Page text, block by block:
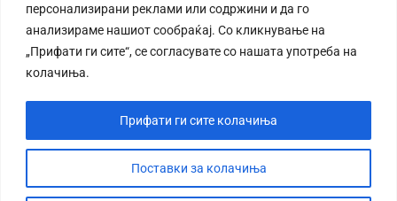
персонализирани реклами или содржини и да го
анализираме нашиот сообраќај. Со кликнување на
„Прифати ги сите“, се согласувате со нашата употреба на
колачиња.
Поставки за колачиња
Прифати ги сите колачиња